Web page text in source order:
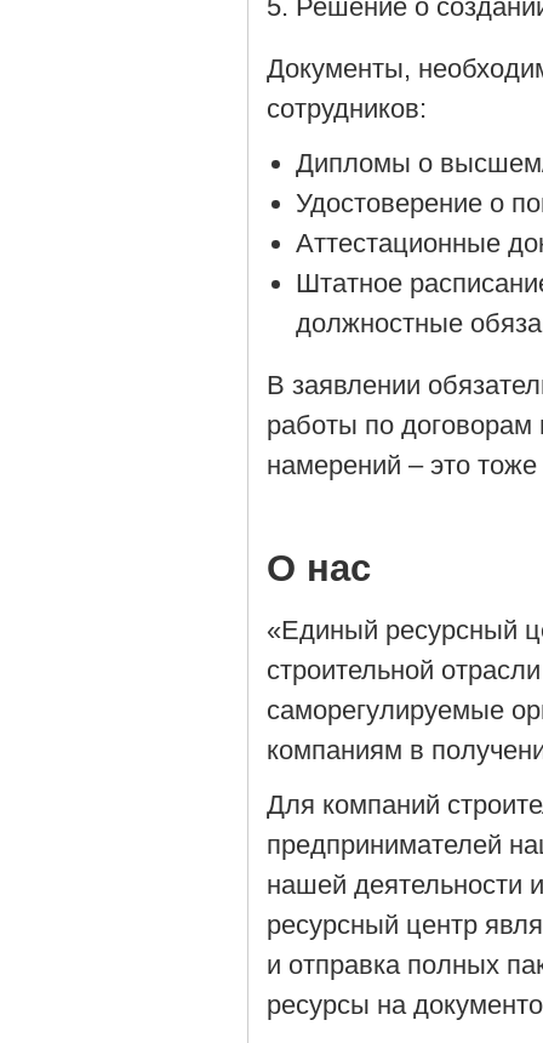
Решение о
Документы,
сотрудников:
Дипломы о
Удостоверение о
Аттестационные
Штатное
должностные
В заявлении
работы по договорам
намерений – это
О нас
«Единый ресурсный
строительной
саморегулируемые
компаниям в
Для компаний
предпринимателей
нашей деятельности
ресурсный центр
и отправка полных
ресурсы на